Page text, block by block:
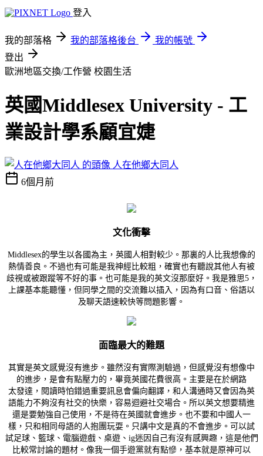
登入
我的部落格 我的部落格後台
我的帳號
登出
歐洲地區交換/工作營 校園生活
英國Middlesex University - 工
業設計學系顧宜婕
人在他鄉大同人
6個月前
文化衝擊
Middlesex的學生以各國為主，英國人相對較少。那裏的人比我想像的
熱情善良。不過也有可能是我神經比較粗，確實也有聽說其他人有被
歧視或被跟蹤等不好的事。也可能是我的英文沒那麼好。我是雅思5，
上課基本能聽懂，但同學之間的交流難以插入，因為有口音、俗語以
及聊天語速較快等問題影響。
面臨最大的難題
其實是英文感覺沒有進步。雖然沒有實際測驗過，但感覺沒有想像中
的進步，是會有點壓力的，畢竟英國花費很高。主要是在於網路
太發達，閱讀時怕錯過重要訊息會偏向翻譯，和人溝通時又會因為英
語能力不夠沒有社交的快樂，容易迴避社交場合。所以英文想要精進
還是要勉強自己使用，不是待在英國就會進步。也不要和中國人一
樣，只和相同母語的人抱團玩耍。只講中文是真的不會進步。可以試
試足球、籃球、電腦遊戲、桌遊、ig迷因自己有沒有感興趣，這是他們
比較常討論的題材。像我一個手遊黨就有點慘，基本就是原神可以